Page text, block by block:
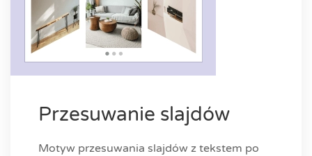
Przesuwanie slajdów
Motyw przesuwania slajdów z tekstem po